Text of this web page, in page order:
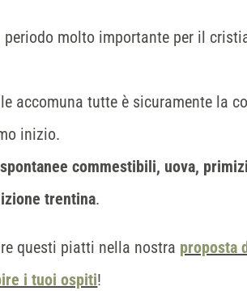
periodo molto importante per il
le accomuna tutte è sicuramente la
inizio.
commestibili, uova,
trentina.
questi piatti nella nostra proposta
i tuoi ospiti!